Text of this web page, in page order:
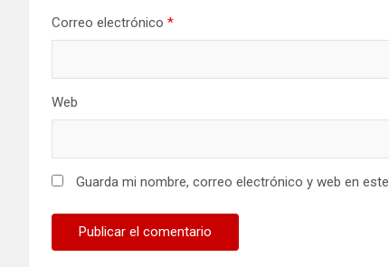
Correo electrónico *
Web
Guarda mi nombre, correo electrónico y web en